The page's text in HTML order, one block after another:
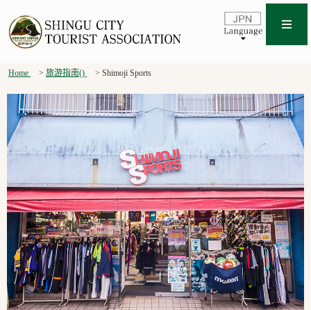
Home 旅游指南() Shimoji Sports